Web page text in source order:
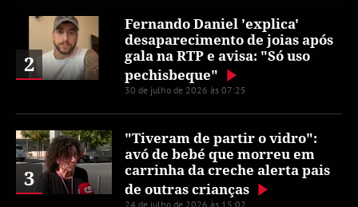
2
Fernando Daniel 'explica'
desaparecimento de joias após
gala na RTP e avisa: "Só uso
pechisbeque"
30 de julho de 2026 às 07:25
3
"Tiveram de partir o vidro":
avó de bebé que morreu em
carrinha da creche alerta pais
de outras crianças
24 de julho de 2026 às 15:02